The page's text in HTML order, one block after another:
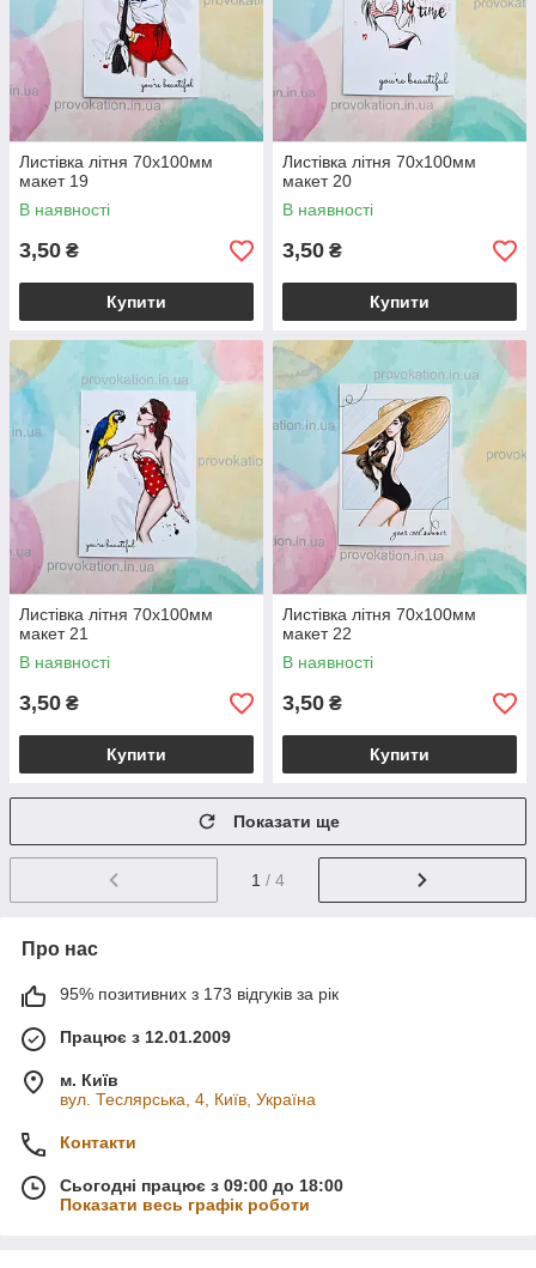
Листівка літня 70х100мм
макет 19
В наявності
3,50 ₴
Купити
Листівка літня 70х100мм
макет 20
В наявності
3,50 ₴
Купити
Листівка літня 70х100мм
макет 21
В наявності
3,50 ₴
Купити
Листівка літня 70х100мм
макет 22
В наявності
3,50 ₴
Купити
Показати ще
1 / 4
Про нас
95% позитивних з 173 відгуків за рік
Працює з 12.01.2009
м. Київ
вул. Теслярська, 4, Київ, Україна
Контакти
Сьогодні працює з 09:00 до 18:00
Показати весь графік роботи